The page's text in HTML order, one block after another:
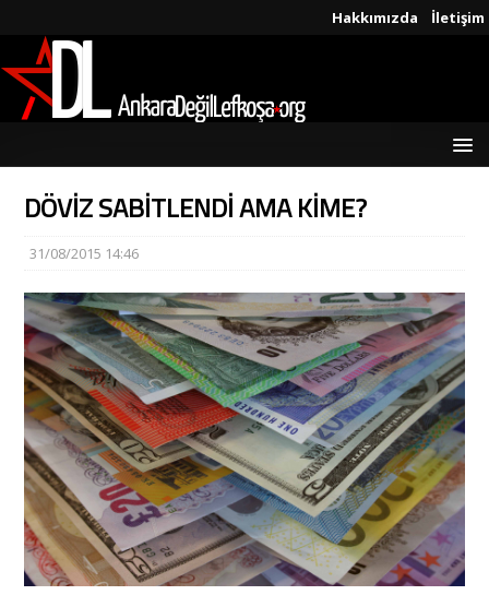
Hakkımızda İletişim
DÖVİZ SABİTLENDİ AMA KİME?
31/08/2015 14:46